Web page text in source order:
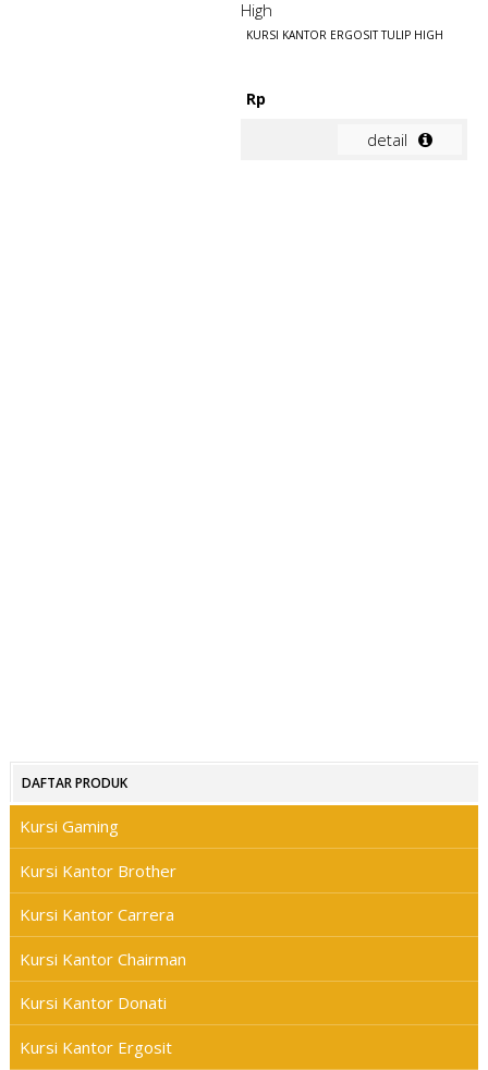
KURSI KANTOR ERGOSIT TULIP HIGH
Rp
detail
DAFTAR PRODUK
Kursi Gaming
Kursi Kantor Brother
Kursi Kantor Carrera
Kursi Kantor Chairman
Kursi Kantor Donati
Kursi Kantor Ergosit